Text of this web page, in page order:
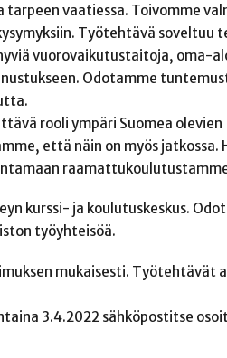
vaatiessa. Toivomme
Työtehtävä soveltuu
vuorovaikutustaitoja, oma-
Odotamme
rooli ympäri Suomea olevien
että näin on myös jatkossa.
kurssi- ja koulutuskeskus.
työyhteisöä.
mukaisesti. Työtehtävät
3.4.2022 sähköpostitse